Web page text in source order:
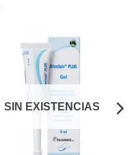
SIN EXISTENCIAS